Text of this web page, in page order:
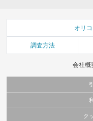
オリ
調査方法
会社概
当サイトで公開されている情報（
当サイトに掲載している内容はす
ク